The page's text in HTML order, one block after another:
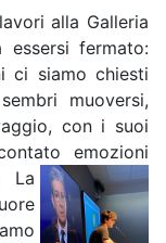
alla Galleria
essersi fermato:
ci siamo chiesti
muoversi,
con i suoi
emozioni
La